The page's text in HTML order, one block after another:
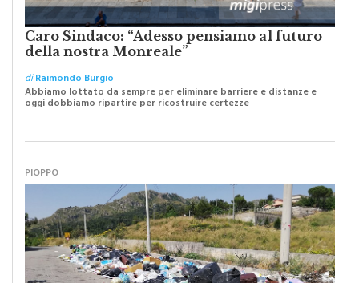
Caro Sindaco: “Adesso pensiamo al futuro
della nostra Monreale”
diRaimondo Burgio
Abbiamo lottato da sempre per eliminare barriere e distanze e
oggi dobbiamo ripartire per ricostruire certezze